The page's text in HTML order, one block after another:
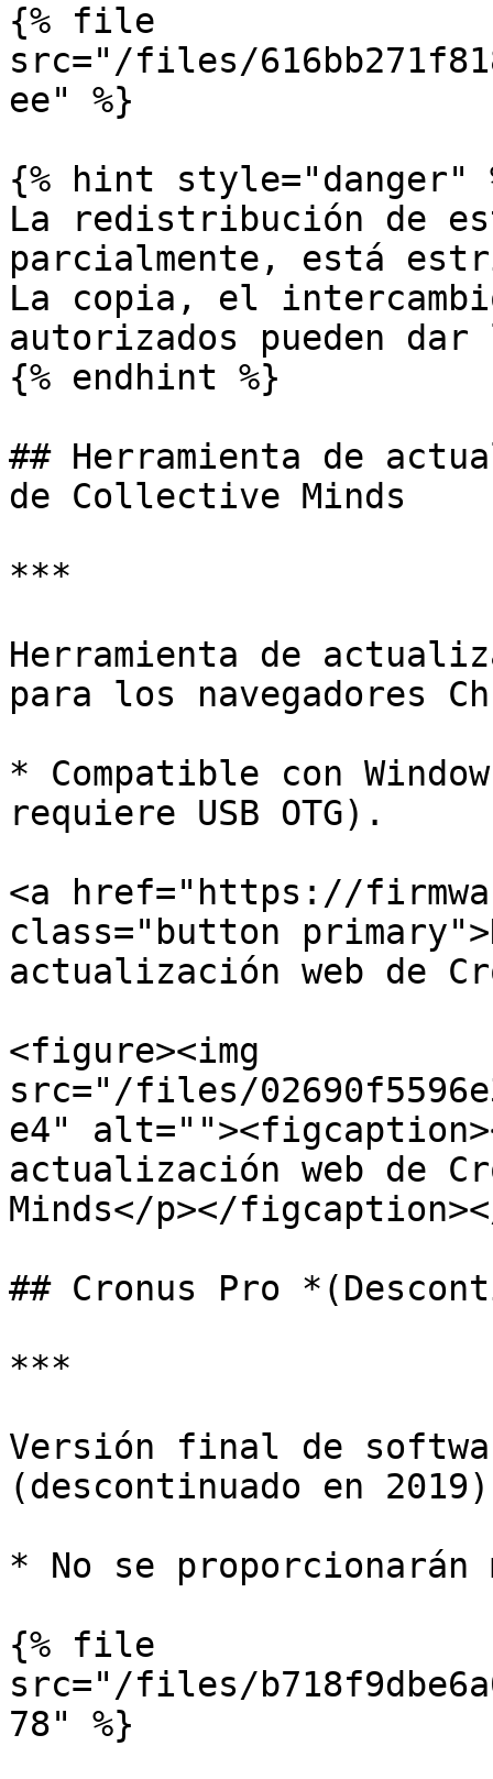
{% file
src="/files/
ee" %}
{% hint style="danger"
La redistribución de
parcialmente, está
La copia, el
autorizados pueden
{% endhint %}
## Herramienta de
de Collective Minds
***
Herramienta de
para los navegadores
* Compatible con
requiere USB OTG).
<a href="https://
class="button
actualización web de
<figure><img
src="/files/
e4"
actualización web de
Minds</p></
## Cronus Pro
***
Versión final de
(descontinuado en
* No se proporcionarán
{% file
src="/files/
78" %}